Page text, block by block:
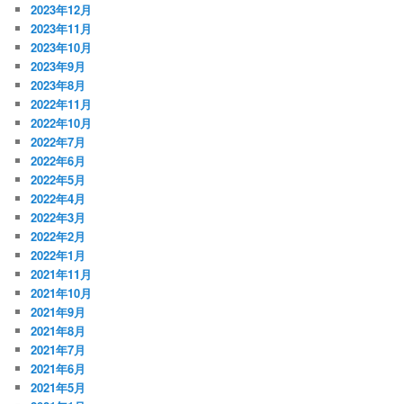
2023年12月
2023年11月
2023年10月
2023年9月
2023年8月
2022年11月
2022年10月
2022年7月
2022年6月
2022年5月
2022年4月
2022年3月
2022年2月
2022年1月
2021年11月
2021年10月
2021年9月
2021年8月
2021年7月
2021年6月
2021年5月